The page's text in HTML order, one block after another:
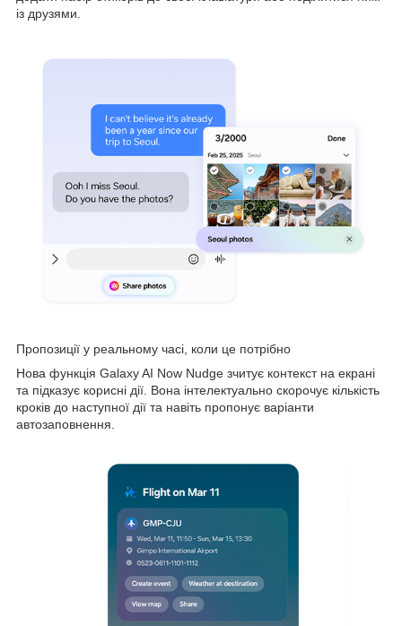
із друзями.
Пропозиції у реальному часі, коли це потрібно
Нова функція Galaxy AI Now Nudge зчитує контекст на екрані
та підказує корисні дії. Вона інтелектуально скорочує кількість
кроків до наступної дії та навіть пропонує варіанти
автозаповнення.